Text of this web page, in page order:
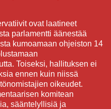
ovat laatineet
parlamentti äänestää
kumoamaan ohjeiston 14
Toiseksi, hallituksen ei
ennen kuin niissä
oikeudet.
komitean
sääntelyllisiä ja